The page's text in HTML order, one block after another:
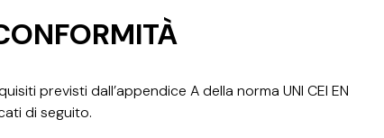
previsti dall’appendice A della norma UNI CEI EN
di seguito.